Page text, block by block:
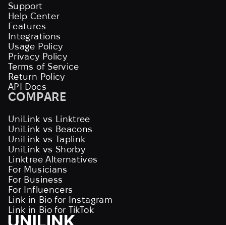
Support
Help Center
Features
Integrations
Usage Policy
Privacy Policy
Terms of Service
Return Policy
API Docs
COMPARE
UniLink vs Linktree
UniLink vs Beacons
UniLink vs Taplink
UniLink vs Shorby
Linktree Alternatives
For Musicians
For Business
For Influencers
Link in Bio for Instagram
Link in Bio for TikTok